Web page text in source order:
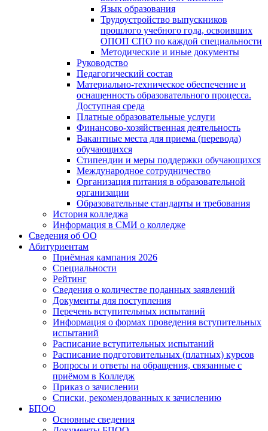
Язык образования
Трудоустройство выпускников
прошлого учебного года, освоивших
ОПОП СПО по каждой специальности
Методические и иные документы
Руководство
Педагогический состав
Материально-техническое обеспечение и
оснащенность образовательного процесса.
Доступная среда
Платные образовательные услуги
Финансово-хозяйственная деятельность
Вакантные места для приема (перевода)
обучающихся
Стипендии и меры поддержки обучающихся
Международное сотрудничество
Организация питания в образовательной
организации
Образовательные стандарты и требования
История колледжа
Информация в СМИ о колледже
Сведения об ОО
Абитуриентам
Приёмная кампания 2026
Специальности
Рейтинг
Сведения о количестве поданных заявлений
Документы для поступления
Перечень вступительных испытаний
Информация о формах проведения вступительных
испытаний
Расписание вступительных испытаний
Расписание подготовительных (платных) курсов
Вопросы и ответы на обращения, связанные с
приёмом в Колледж
Приказ о зачислении
Списки, рекомендованных к зачислению
БПОО
Основные сведения